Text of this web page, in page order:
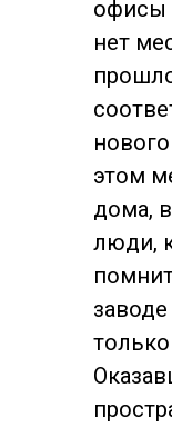
офисы
нет
этом
дома,
люди,